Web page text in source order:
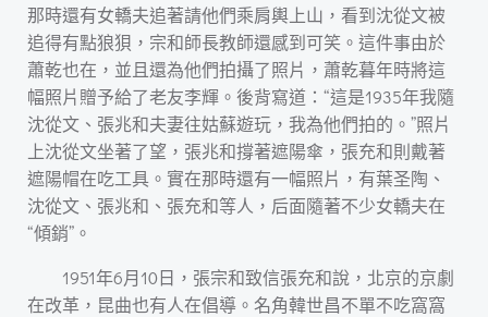
那時還有女轎夫追著請他們乘肩輿上山，看到沈從文被
追得有點狼狽，宗和師長教師還感到可笑。這件事由於
蕭乾也在，並且還為他們拍攝了照片，蕭乾暮年時將這
幅照片贈予給了老友李輝。後背寫道：“這是1935年我隨
沈從文、張兆和夫妻往姑蘇遊玩，我為他們拍的。”照片
上沈從文坐著了望，張兆和撐著遮陽傘，張充和則戴著
遮陽帽在吃工具。實在那時還有一幅照片，有葉圣陶、
沈從文、張兆和、張充和等人，后面隨著不少女轎夫在
“傾銷”。
1951年6月10日，張宗和致信張充和說，北京的京劇
在改革，昆曲也有人在倡導。名角韓世昌不單不吃窩窩